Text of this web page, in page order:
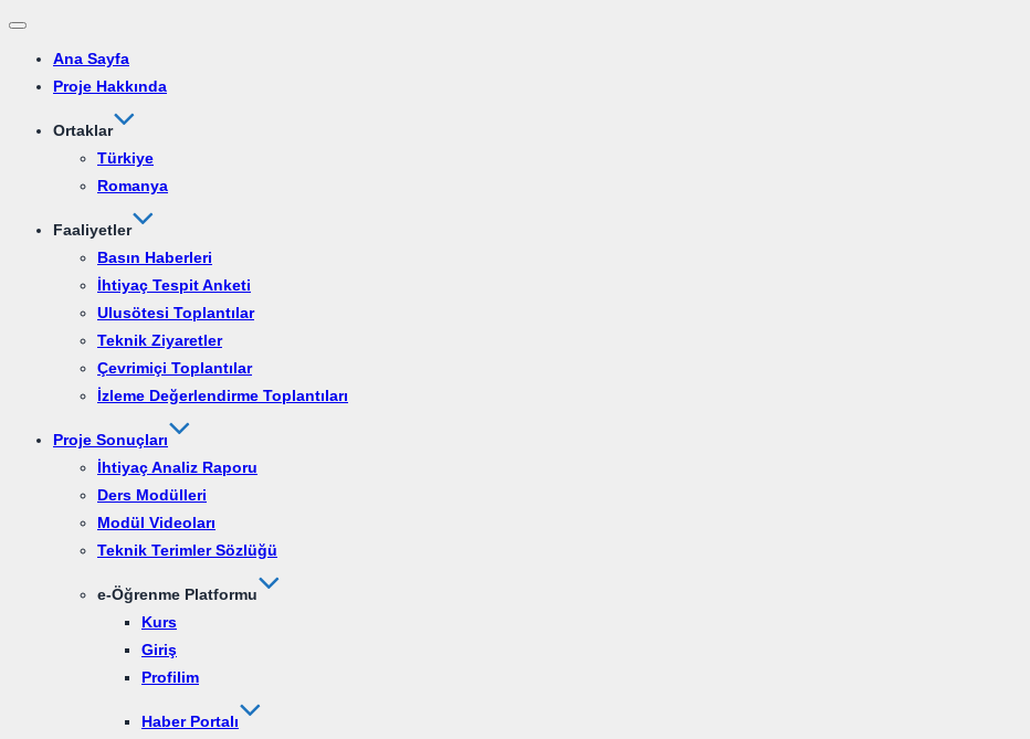
Ana Sayfa
Proje Hakkında
Ortaklar
Türkiye
Romanya
Faaliyetler
Basın Haberleri
İhtiyaç Tespit Anketi
Ulusötesi Toplantılar
Teknik Ziyaretler
Çevrimiçi Toplantılar
İzleme Değerlendirme Toplantıları
Proje Sonuçları
İhtiyaç Analiz Raporu
Ders Modülleri
Modül Videoları
Teknik Terimler Sözlüğü
e-Öğrenme Platformu
Kurs
Giriş
Profilim
Haber Portalı